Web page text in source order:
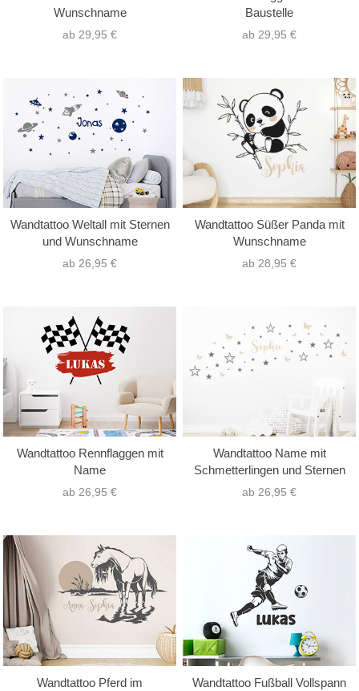
Wunschname
ab 29,95 €
Baustelle
ab 29,95 €
Wandtattoo Weltall mit Sternen
und Wunschname
ab 26,95 €
Wandtattoo Süßer Panda mit
Wunschname
ab 28,95 €
Wandtattoo Rennflaggen mit
Name
ab 26,95 €
Wandtattoo Name mit
Schmetterlingen und Sternen
ab 26,95 €
Wandtattoo Pferd im
Wandtattoo Fußball Vollspann